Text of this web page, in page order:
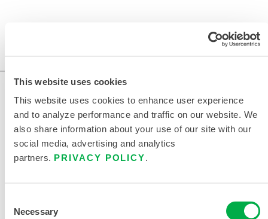
This website uses cookies
This website uses cookies to enhance user experience
and to analyze performance and traffic on our website. We
also share information about your use of our site with our
social media, advertising and analytics
partners. PRIVACY POLICY.
Selection
Necessary